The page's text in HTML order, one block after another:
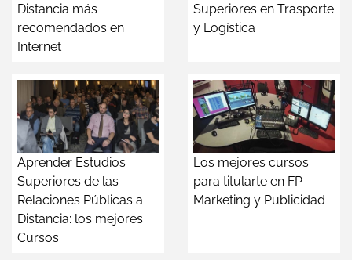
Distancia más
recomendados en
Internet
Superiores en Trasporte
y Logística
Aprender Estudios
Superiores de las
Relaciones Públicas a
Distancia: los mejores
Cursos
Los mejores cursos
para titularte en FP
Marketing y Publicidad